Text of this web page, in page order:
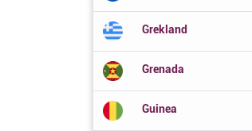
Grekland
Grenada
Guinea